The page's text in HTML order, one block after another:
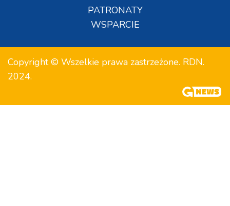
PATRONATY
WSPARCIE
Copyright © Wszelkie prawa zastrzeżone. RDN.
2024.